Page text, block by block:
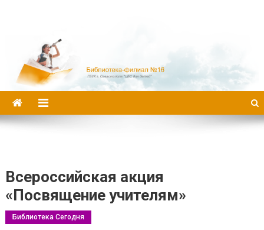
Всероссийская акция
«Посвящение учителям»
Библиотека Сегодня